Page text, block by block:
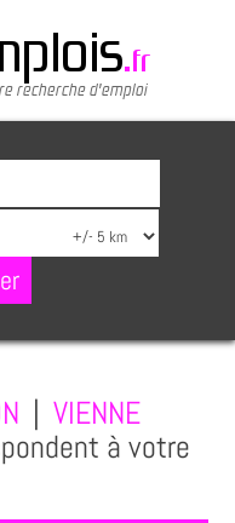
VIENNE
à votre